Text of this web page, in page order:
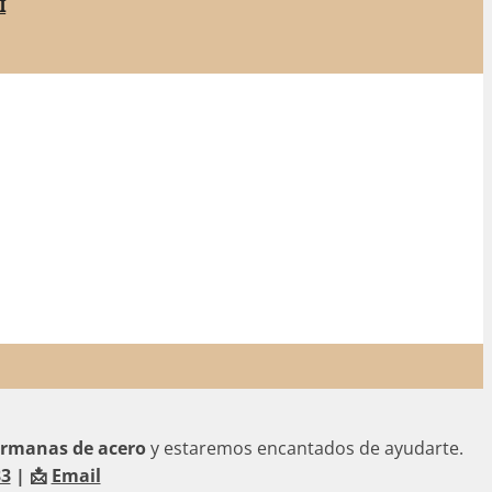
de aceroy estaremos encantados de ayudarte.
| 📩 Email